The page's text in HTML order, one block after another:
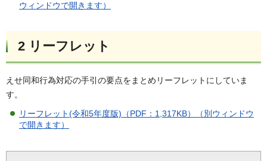
ウィンドウで開きます）
2 リーフレット
えせ同和行為対応の手引の要点をまとめリーフレットにしていま
す。
リーフレット(令和5年度版)（PDF：1,317KB）（別ウィンドウ
で開きます）